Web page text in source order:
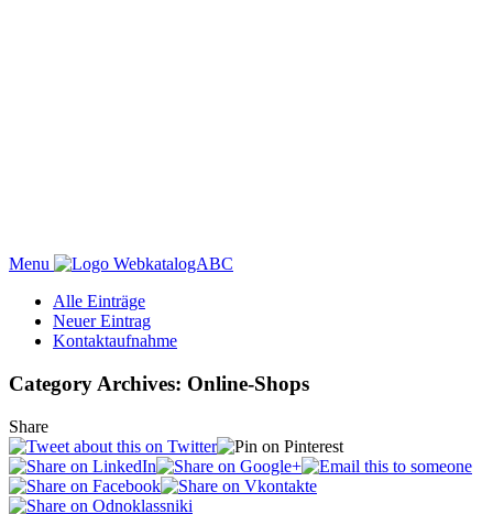
Menu
WebkatalogABC
Alle Einträge
Neuer Eintrag
Kontaktaufnahme
Category Archives: Online-Shops
Share